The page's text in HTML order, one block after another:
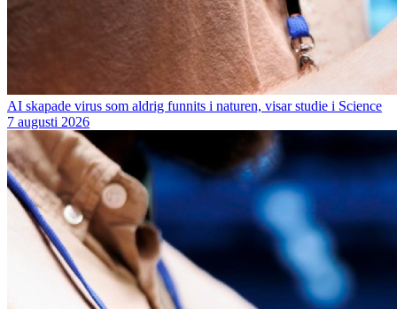
AI skapade virus som aldrig funnits i naturen, visar studie i Science
7 augusti 2026